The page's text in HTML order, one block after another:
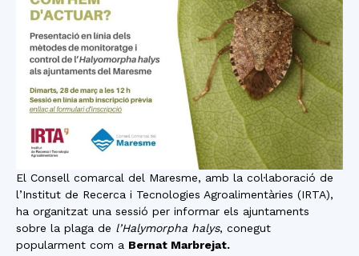
El Consell comarcal del Maresme, amb la col·laboració de
l’Institut de Recerca i Tecnologies Agroalimentàries (IRTA),
ha organitzat una sessió per informar els ajuntaments
sobre la plaga de l’Halymorpha halys, conegut
popularment com a Bernat Marbrejat.